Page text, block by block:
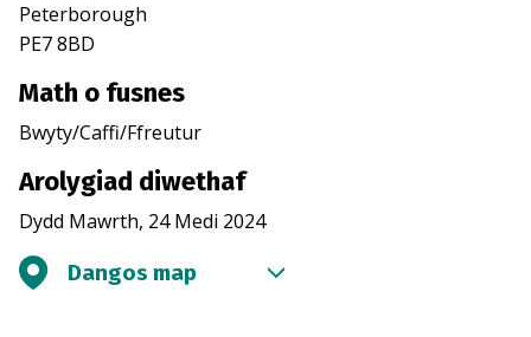
Peterborough
PE7 8BD
Math o fusnes
Bwyty/Caffi/Ffreutur
Arolygiad diwethaf
Dydd Mawrth, 24 Medi 2024
Dangos map